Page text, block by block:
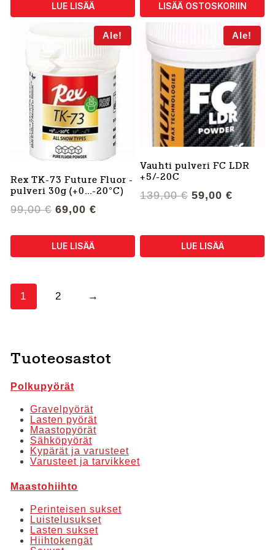
LUE LISÄÄ
100,00 €.59,00
LISÄÄ OSTOSKORIIN
Ale!
Rex TK-73 Future Fluor -
pulveri 30g (+0…-20°C)
99,00€ Alkuperäinen
oli:
99,00 €.
69,00 €
on:
LUE LISÄÄ
Ale!
Vauhti pulveri FC LDR
+5/-20C
139,00€ Alkuperäinen
139,00 €.
59,00 €
59,00
LUE LISÄÄ
1 2 →
Tuoteosastot
Polkupyörät
Gravelpyörät
Lasten pyörät
Maastopyörät
Sähköpyörät
Kypärät ja varusteet
Varusteet ja tarvikkeet
Maastohiihto
Perinteisen sukset
Luistelusukset
Lasten sukset
Hiihtokengät